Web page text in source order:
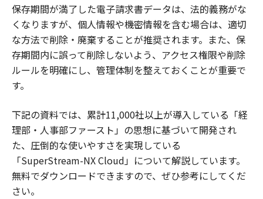
保存期間が満了した電子請求書データは、法的義務がな
くなりますが、個人情報や機密情報を含む場合は、適切
な方法で削除・廃棄することが推奨されます。また、保
存期間内に誤って削除しないよう、アクセス権限や削除
ルールを明確にし、管理体制を整えておくことが重要で
す。
下記の資料では、累計11,000社以上が導入している「経
理部・人事部ファースト」の思想に基づいて開発され
た、圧倒的な使いやすさを実現している
「SuperStream-NX Cloud」について解説しています。
無料でダウンロードできますので、ぜひ参考にしてくだ
さい。